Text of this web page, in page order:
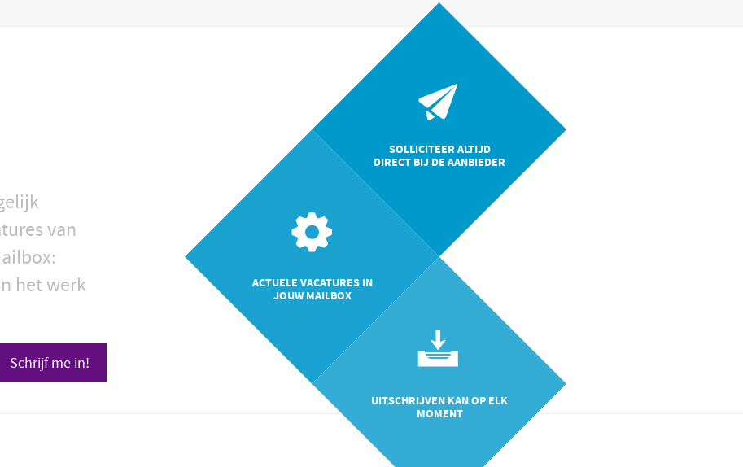
van
het werk
SOLLICITEER ALTIJD
DIRECT BIJ DE AANBIEDER
ACTUELE VACATURES IN
JOUW MAILBOX
UITSCHRIJVEN KAN OP ELK
MOMENT
Schrijf me in!